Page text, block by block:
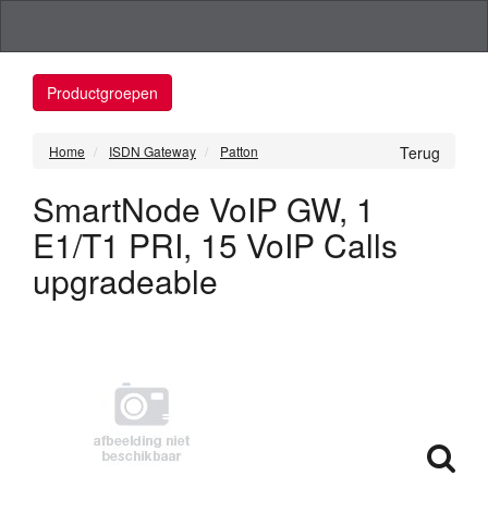
Productgroepen
Terug
Home ISDN Gateway Patton
SmartNode VoIP GW, 1
E1/T1 PRI, 15 VoIP Calls
upgradeable